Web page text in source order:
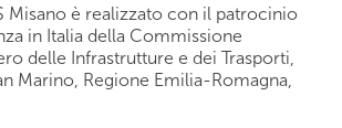
Misano è realizzato con il patrocinio
in Italia della Commissione
delle Infrastrutture e dei Trasporti,
Marino, Regione Emilia-Romagna,